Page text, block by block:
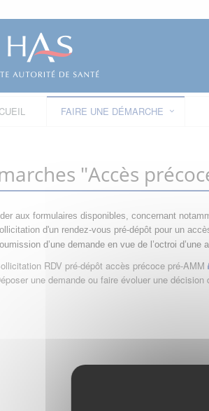
FAIRE UNE DÉMARCHE
"Accès
aux formulaires disponibles, concernant
d'un rendez-vous pré-dépôt pour un
oumission d’une demande en vue de l’octroi
RDV pré-dépôt accès précoce pré-AMM
une demande ou faire évoluer une décision